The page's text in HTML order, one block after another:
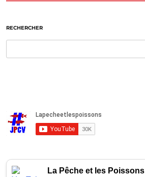
RECHERCHER
La Pêche et les Poissons